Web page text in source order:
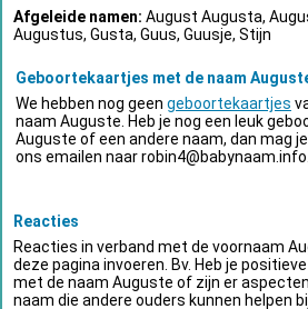
Afgeleide namen: August Augusta,
Augustus, Gusta, Guus, Guusje, Stijn
Geboortekaartjes met de naam
We hebben nog geen geboortekaartjes
naam Auguste. Heb je nog een leuk
Auguste of een andere naam, dan mag
ons emailen naarrobin4@babynaam.info
Reacties
Reacties in verband met de voornaam
deze pagina invoeren. Bv. Heb je
met de naam Auguste of zijn er
naam die andere ouders kunnen helpen